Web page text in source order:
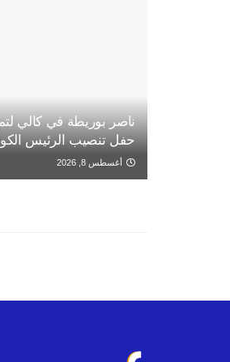
ناصر بوريطة في كالي
حفل تنصيب الرئيس
أغسطس 8, 2026